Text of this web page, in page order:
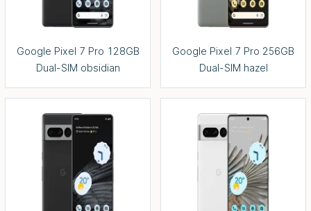
Google Pixel 7 Pro 128GB
Dual-SIM obsidian
Google Pixel 7 Pro 256GB
Dual-SIM hazel